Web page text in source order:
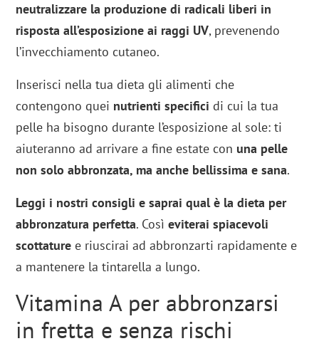
neutralizzare la produzione di radicali liberi in
risposta all’esposizione ai raggi UV, prevenendo
l’invecchiamento cutaneo.
Inserisci nella tua dieta gli alimenti che
contengono quei nutrienti specifici di cui la tua
pelle ha bisogno durante l’esposizione al sole: ti
aiuteranno ad arrivare a fine estate con una pelle
non solo abbronzata, ma anche bellissima e sana.
Leggi i nostri consigli e saprai qual è la dieta per
abbronzatura perfetta. Cosìeviterai spiacevoli
scottature e riuscirai ad abbronzarti rapidamente e
a mantenere la tintarella a lungo.
Vitamina A per abbronzarsi
in fretta e senza rischi